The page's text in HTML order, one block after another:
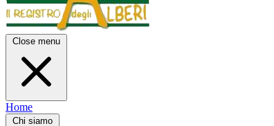
Close menu
Home
Chi siamo